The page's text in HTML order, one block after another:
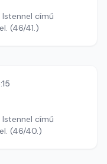
Istennel című
(46/41.)
Istennel című
(46/40.)